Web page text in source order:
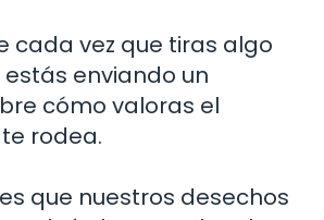
cada vez que tiras algo
enviando un
cómo valoras el
rodea.
que nuestros desechos